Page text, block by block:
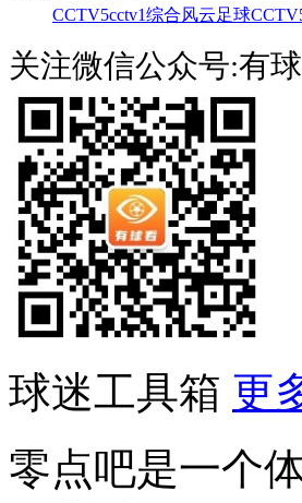
CCTV5cctv1综合风云足球
关注微信公众号:有
球迷工具箱 更
零点吧是一个